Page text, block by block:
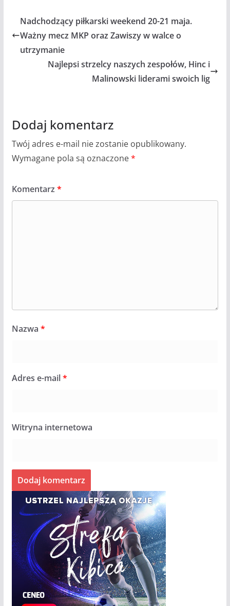
Nadchodzący piłkarski weekend 20-21 maja.
Ważny mecz MKP oraz Zawiszy w walce o
utrzymanie
Najlepsi strzelcy naszych zespołów, Hinc i
Malinowski liderami swoich lig
Dodaj komentarz
Twój adres e-mail nie zostanie opublikowany.
Wymagane pola są oznaczone*
Komentarz *
Nazwa *
Adres e-mail*
Witryna internetowa